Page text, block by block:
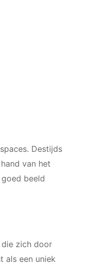
Destijds
van het
beeld
die zich door
als een uniek